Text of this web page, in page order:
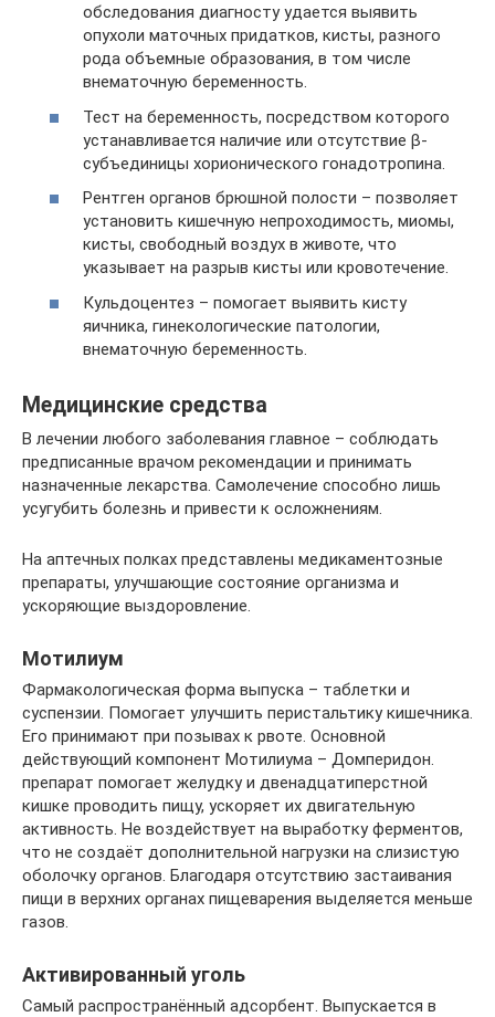
обследования диагносту удается выявить
опухоли маточных придатков, кисты, разного
рода объемные образования, в том числе
внематочную беременность.
Тест на беременность, посредством которого
устанавливается наличие или отсутствие β-
субъединицы хорионического гонадотропина.
Рентген органов брюшной полости – позволяет
установить кишечную непроходимость, миомы,
кисты, свободный воздух в животе, что
указывает на разрыв кисты или кровотечение.
Кульдоцентез – помогает выявить кисту
яичника, гинекологические патологии,
внематочную беременность.
Медицинские средства
В лечении любого заболевания главное – соблюдать
предписанные врачом рекомендации и принимать
назначенные лекарства. Самолечение способно лишь
усугубить болезнь и привести к осложнениям.
На аптечных полках представлены медикаментозные
препараты, улучшающие состояние организма и
ускоряющие выздоровление.
Мотилиум
Фармакологическая форма выпуска – таблетки и
суспензии. Помогает улучшить перистальтику кишечника.
Его принимают при позывах к рвоте. Основной
действующий компонент Мотилиума – Домперидон.
препарат помогает желудку и двенадцатиперстной
кишке проводить пищу, ускоряет их двигательную
активность. Не воздействует на выработку ферментов,
что не создаёт дополнительной нагрузки на слизистую
оболочку органов. Благодаря отсутствию застаивания
пищи в верхних органах пищеварения выделяется меньше
газов.
Активированный уголь
Самый распространённый адсорбент. Выпускается в